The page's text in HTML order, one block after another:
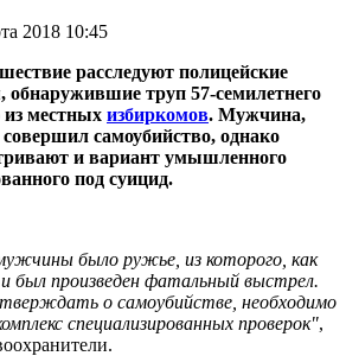
2018 10:45
расследуют полицейские
обнаружившие труп 57-семилетнего
из местных избиркомов. Мужчина,
совершил самоубийство, однако
и вариант умышленного
под суицид.
было ружье, из которого, как
и был произведен фатальный выстрел.
о самоубийстве, необходимо
специализированных проверок",